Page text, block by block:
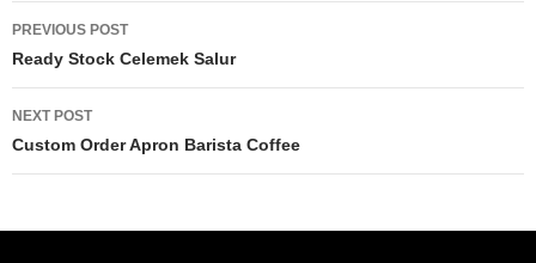
Post
navigation
PREVIOUS POST
Ready Stock Celemek Salur
NEXT POST
Custom Order Apron Barista Coffee